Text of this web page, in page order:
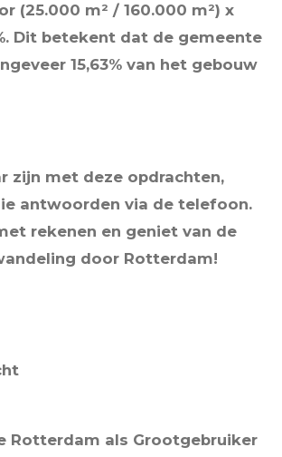
(25.000 m² / 160.000 m²) x
Dit betekent dat de gemeente
15,63% van het gebouw
zijn met deze opdrachten,
antwoorden via de telefoon.
rekenen en geniet van de
door Rotterdam!
Rotterdam als Grootgebruiker